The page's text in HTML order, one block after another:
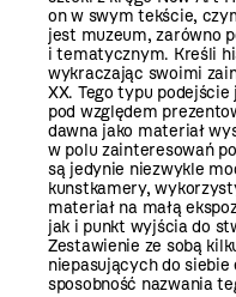
on w swym tekście,
jest muzeum, zarówno
i tematycznym. Kreśli
wykraczając swoimi
XX. Tego typu
pod względem
dawna jako materiał
w polu zainteresowań
są jedynie niezwykle
kunstkamery,
materiał na małą
jak i punkt wyjścia do
Zestawienie ze sobą
niepasujących do
sposobność nazwania